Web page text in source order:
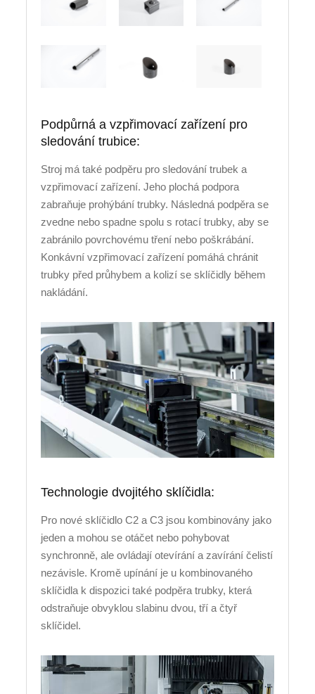
Podpůrná a vzpřimovací zařízení pro
sledování trubice:
Stroj má také podpěru pro sledování trubek a
vzpřimovací zařízení. Jeho plochá podpora
zabraňuje prohýbání trubky. Následná podpěra se
zvedne nebo spadne spolu s rotací trubky, aby se
zabránilo povrchovému tření nebo poškrábání.
Konkávní vzpřimovací zařízení pomáhá chránit
trubky před průhybem a kolizí se sklíčidly během
nakládání.
Technologie dvojitého sklíčidla:
Pro nové sklíčidlo C2 a C3 jsou kombinovány jako
jeden a mohou se otáčet nebo pohybovat
synchronně, ale ovládají otevírání a zavírání čelistí
nezávisle. Kromě upínání je u kombinovaného
sklíčidla k dispozici také podpěra trubky, která
odstraňuje obvyklou slabinu dvou, tří a čtyř
sklíčidel.